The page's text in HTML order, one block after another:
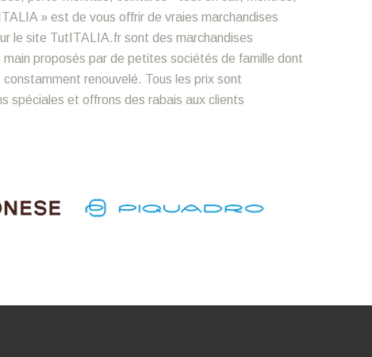
» est de vous offrir de vraies marchandises
le site TutITALIA.fr sont des marchandises
proposés par de petites sociétés de famille dont
renouvelé. Tous les prix sont
spéciales et offrons des rabais aux clients